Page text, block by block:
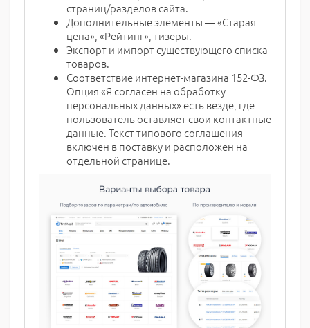
страниц/разделов сайта.
Дополнительные элементы — «Старая
цена», «Рейтинг», тизеры.
Экспорт и импорт существующего списка
товаров.
Соответствие интернет-магазина 152-ФЗ.
Опция «Я согласен на обработку
персональных данных» есть везде, где
пользователь оставляет свои контактные
данные. Текст типового соглашения
включен в поставку и расположен на
отдельной странице.